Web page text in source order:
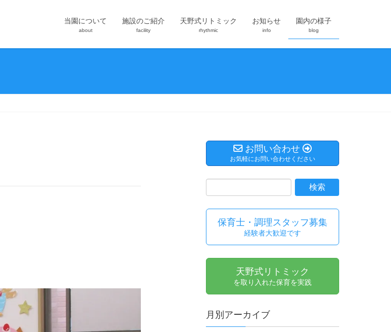
当園について
about
施設のご紹介
facility
天野式リトミック
rhythmic
お知らせ
info
園内の様子
blog
お問い合わせ
お気軽にお問い合わせください
保育士・調理スタッフ募集
経験者大歓迎です
天野式リトミック
を取り入れた保育を実践
月別アーカイブ